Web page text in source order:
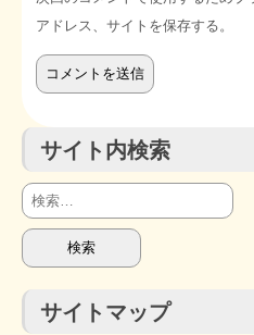
アドレス、サイトを保存する。
サイト内検索
検
索:
サイトマップ